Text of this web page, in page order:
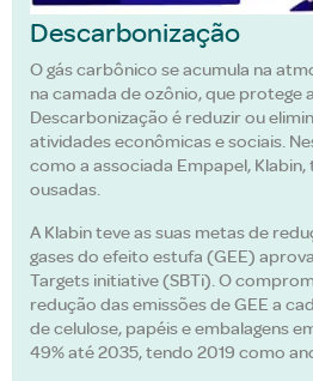
Descarbonização
O gás carbônico se acumula na
na camada de ozônio, que protege
Descarbonização é reduzir ou
atividades econômicas e sociais.
como a associada Empapel,
ousadas.
A Klabin teve as suas metas de
gases do efeito estufa (GEE)
Targets initiative (SBTi). O
redução das emissões de GEE a
de celulose, papéis e embalagens
49% até 2035, tendo 2019 como